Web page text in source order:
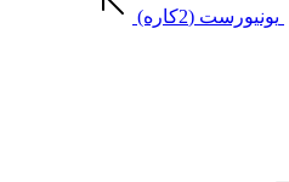
یونیورست (2کاره)